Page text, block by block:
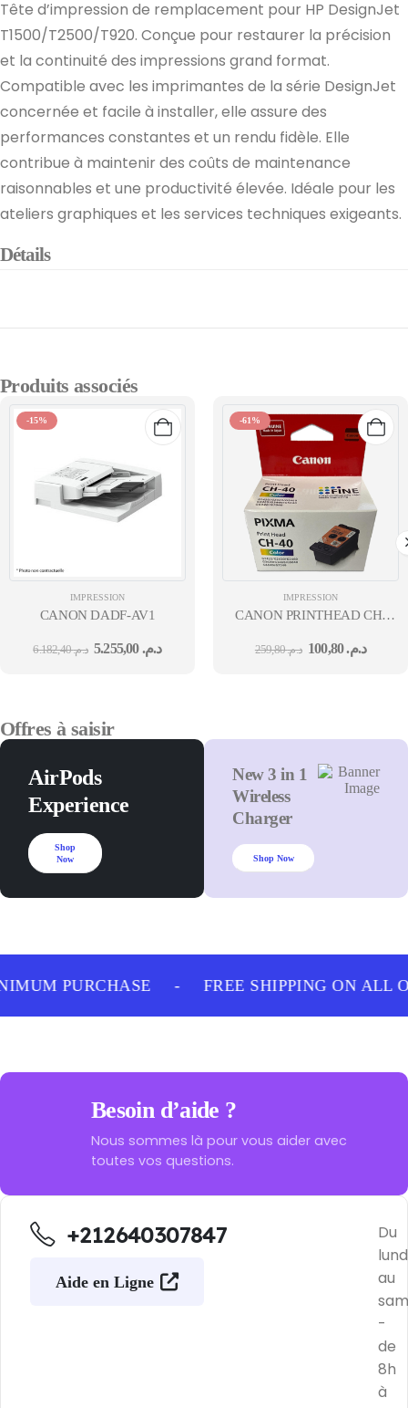
Tête d’impression de remplacement pour HP DesignJet
T1500/T2500/T920. Conçue pour restaurer la précision
et la continuité des impressions grand format.
Compatible avec les imprimantes de la série DesignJet
concernée et facile à installer, elle assure des
performances constantes et un rendu fidèle. Elle
contribue à maintenir des coûts de maintenance
raisonnables et une productivité élevée. Idéale pour les
ateliers graphiques et les services techniques exigeants.
Détails
Produits associés
-15%
IMPRESSION
CANON DADF-AV1
د.م.6.182,40 د.م.5.255,00
-61%
IMPRESSION
CANON PRINTHEAD CH-
د.م.259,80 د.م.100,80
Offres à saisir
AirPods
Experience
Shop
Now
New 3 in 1
Wireless
Charger
Shop Now
PURCHASE - FREE SHIPPING ON ALL
Besoin d’aide ?
Nous sommes là pour vous aider avec
toutes vos questions.
+212640307847
Aide en Ligne
Du
au
-
de
8h
à